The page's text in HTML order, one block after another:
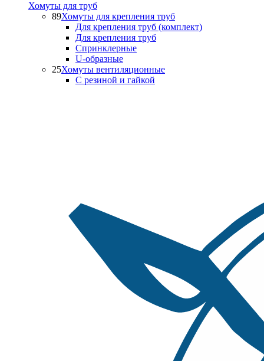
Хомуты для труб
89Хомуты для крепления труб
Для крепления труб (комплект)
Для крепления труб
Спринклерные
U-образные
25Хомуты вентиляционные
С резиной и гайкой